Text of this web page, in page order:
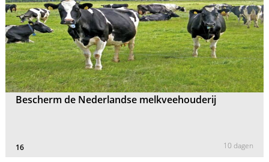
Bescherm de Nederlandse melkveehouderij
16 10 dagen